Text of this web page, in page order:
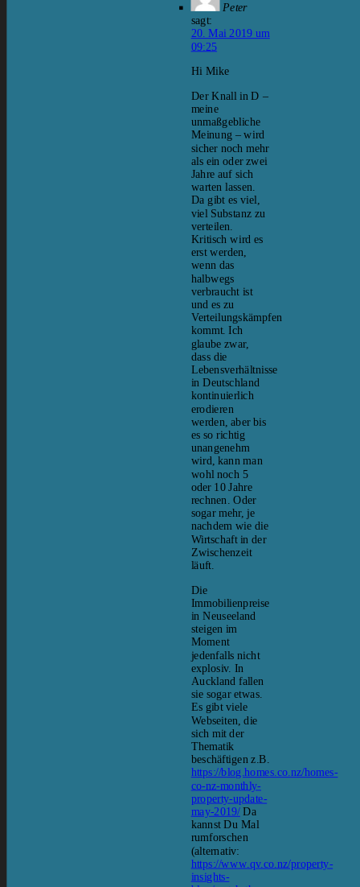
Peter
sagt:
20. Mai 2019 um
09:25
Hi Mike
Der Knall in D –
meine
unmaßgebliche
Meinung – wird
sicher noch mehr
als ein oder zwei
Jahre auf sich
warten lassen.
Da gibt es viel,
viel Substanz zu
verteilen.
Kritisch wird es
erst werden,
wenn das
halbwegs
verbraucht ist
und es zu
Verteilungskämpfen
kommt. Ich
glaube zwar,
dass die
Lebensverhältnisse
in Deutschland
kontinuierlich
erodieren
werden, aber bis
es so richtig
unangenehm
wird, kann man
wohl noch 5
oder 10 Jahre
rechnen. Oder
sogar mehr, je
nachdem wie die
Wirtschaft in der
Zwischenzeit
läuft.
Die
Immobilienpreise
in Neuseeland
steigen im
Moment
jedenfalls nicht
explosiv. In
Auckland fallen
sie sogar etwas.
Es gibt viele
Webseiten, die
sich mit der
Thematik
beschäftigen z.B.
https://blog.homes.co.nz/homes-
co-nz-monthly-
property-update-
may-2019/Da
kannst Du Mal
rumforschen
(alternativ:
https://www.qv.co.nz/property-
insights-